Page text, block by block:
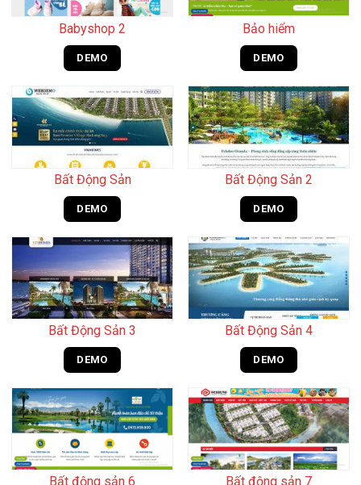
Babyshop 2
DEMO
Bảo hiểm
DEMO
Bất Động Sản
DEMO
Bất Động Sản 2
DEMO
Bất Động Sản 3
DEMO
Bất Động Sản 4
DEMO
Bất động sản 6 Bất động sản 7